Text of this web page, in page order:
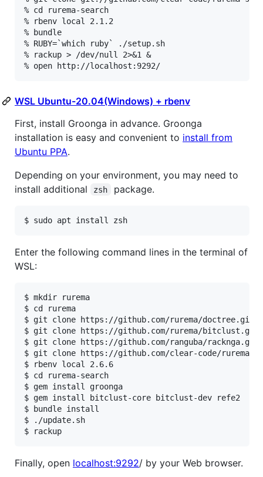
% cd rurema-search
% rbenv local 2.1.2
% bundle
% RUBY=`which ruby` ./setup.sh
% rackup > /dev/null 2>&1 &
% open http://localhost:9292/
WSL Ubuntu-20.04(Windows) + rbenv
First, install Groonga in advance. Groonga
installation is easy and convenient to install from
Ubuntu PPA.
Depending on your environment, you may need to
install additional
zsh package.
$ sudo apt install zsh
Enter the following command lines in the terminal of
WSL:
$ mkdir rurema
$ cd rurema
$ git clone https://github.com/rurema/doctree.git
$ git clone https://github.com/rurema/bitclust.git
$ git clone https://github.com/ranguba/racknga.git
$ git clone https://github.com/clear-code/rurema-
$ rbenv local 2.6.6
$ cd rurema-search
$ gem install groonga
$ gem install bitclust-core bitclust-dev refe2
$ bundle install
$ ./update.sh
$ rackup
Finally, open localhost:9292/ by your Web browser.